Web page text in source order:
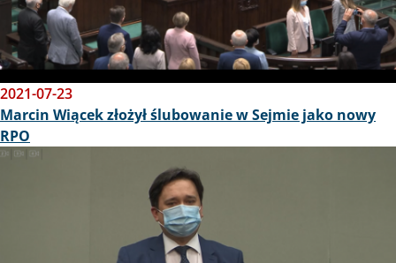
2021-07-23
Marcin Wiącek złożył ślubowanie w Sejmie jako nowy
RPO
Obraz